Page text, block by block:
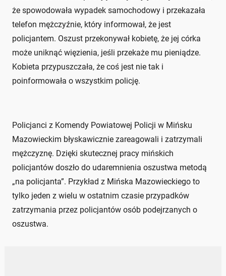
że spowodowała wypadek samochodowy i przekazała
telefon mężczyźnie, który informował, że jest
policjantem. Oszust przekonywał kobietę, że jej córka
może uniknąć więzienia, jeśli przekaże mu pieniądze.
Kobieta przypuszczała, że coś jest nie tak i
poinformowała o wszystkim policję.
Policjanci z Komendy Powiatowej Policji w Mińsku
Mazowieckim błyskawicznie zareagowali i zatrzymali
mężczyznę. Dzięki skutecznej pracy mińskich
policjantów doszło do udaremnienia oszustwa metodą
„na policjanta”. Przykład z Mińska Mazowieckiego to
tylko jeden z wielu w ostatnim czasie przypadków
zatrzymania przez policjantów osób podejrzanych o
oszustwa.